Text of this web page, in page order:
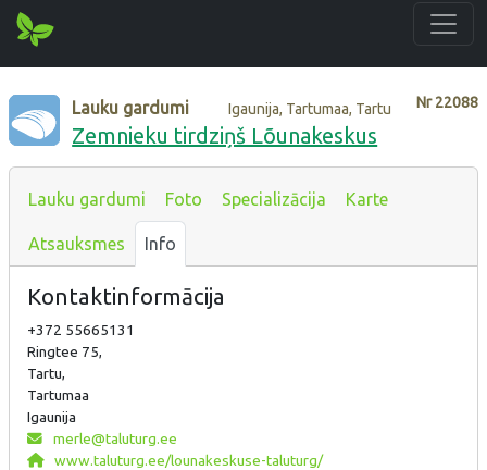
Nr22088
Lauku gardumi Igaunija, Tartumaa, Tartu
Zemnieku tirdziņš Lõunakeskus
Lauku gardumi Foto Specializācija Karte
Atsauksmes Info
Kontaktinformācija
+372 55665131
Ringtee 75,
Tartu,
Tartumaa
Igaunija
merle@taluturg.ee
www.taluturg.ee/lounakeskuse-taluturg/